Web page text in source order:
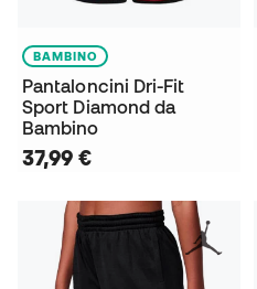
BAMBINO
Pantaloncini Dri-Fit
Sport Diamond da
Bambino
37,99 €